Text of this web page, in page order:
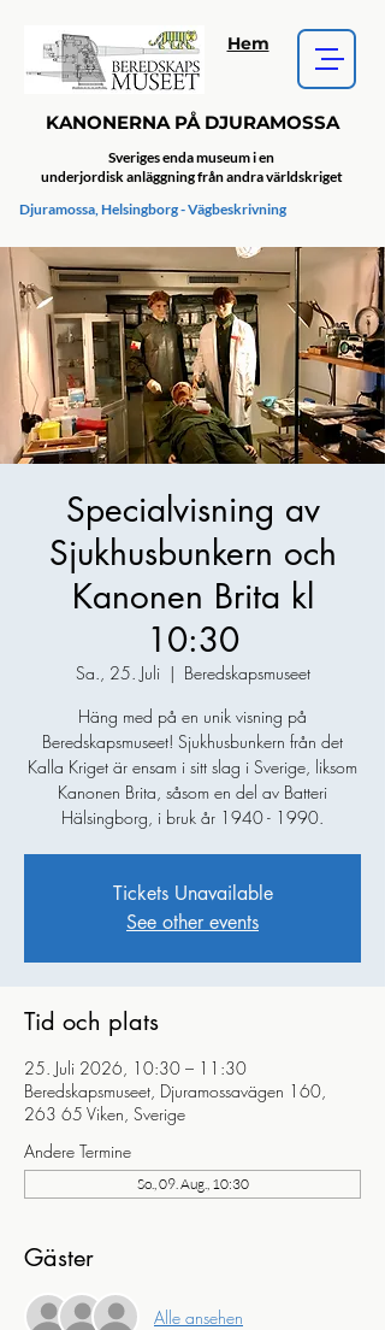
KANONERNA PÅ DJURAMOSSA
Djuramossa, Helsingborg - Vägbeskrivning
Sveriges enda museum i en
underjordisk anläggning från andra världskriget
Hem
Specialvisning av
Sjukhusbunkern och
Kanonen Brita kl
10:30
Sa., 25. Juli
  |
Beredskapsmuseet
Häng med på en unik visning på
Beredskapsmuseet! Sjukhusbunkern från det
Kalla Kriget är ensam i sitt slag i Sverige, liksom
Kanonen Brita, såsom en del av Batteri
Hälsingborg, i bruk år 1940 - 1990.
Tickets Unavailable
See other events
Tid och plats
25. Juli 2026, 10:30 – 11:30
Beredskapsmuseet, Djuramossavägen 160,
263 65 Viken, Sverige
Andere Termine
So., 09. Aug., 10:30
Gäster
Alle ansehen